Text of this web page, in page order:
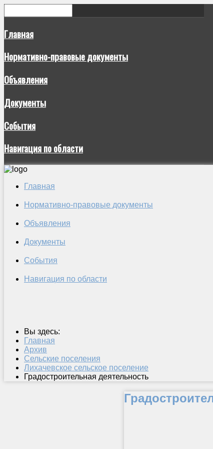
Главная
Нормативно-правовые документы
Объявления
Документы
События
Навигация по области
Главная
Нормативно-правовые документы
Объявления
Документы
События
Навигация по области
Вы здесь:
Главная
Архив
Сельские поселения
Лихачевское сельское поселение
Градостроительная деятельность